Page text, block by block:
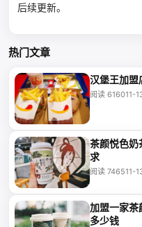
后续更新。
热门文章
汉堡王加盟
阅读 616011-
茶颜悦色奶
求
阅读 746511-
加盟一家茶
多少钱